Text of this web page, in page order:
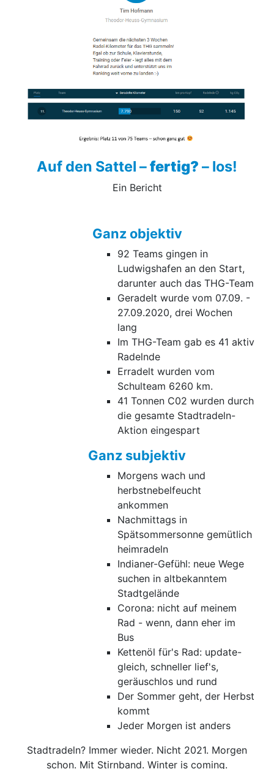
Auf den Sattel –fertig? – los!
Ein Bericht
Ganz objektiv
92 Teams gingen in
Ludwigshafen an den Start,
darunter auch das THG-Team
Geradelt wurde vom 07.09. -
27.09.2020, drei Wochen
lang
Im THG-Team gab es 41 aktiv
Radelnde
Erradelt wurden vom
Schulteam 6260 km.
41 Tonnen C02 wurden durch
die gesamte Stadtradeln-
Aktion eingespart
Ganz subjektiv
Morgens wach und
herbstnebelfeucht
ankommen
Nachmittags in
Spätsommersonne gemütlich
heimradeln
Indianer-Gefühl: neue Wege
suchen in altbekanntem
Stadtgelände
Corona: nicht auf meinem
Rad - wenn, dann eher im
Bus
Kettenöl für's Rad: update-
gleich, schneller lief's,
geräuschlos und rund
Der Sommer geht, der Herbst
kommt
Jeder Morgen ist anders
Stadtradeln? Immer wieder. Nicht 2021. Morgen
schon. Mit Stirnband. Winter is coming.